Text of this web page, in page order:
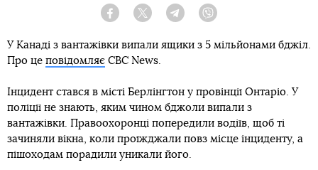
Facebook Twitter Telegram
У Канаді з вантажівки випали ящики з 5 мільйонами бджіл.
Про це повідомляє CBC News.
Інцидент стався в місті Берлінгтон у провінції Онтаріо. У
поліції не знають, яким чином бджоли випали з
вантажівки. Правоохоронці попередили водіїв, щоб ті
зачиняли вікна, коли проїжджали повз місце інциденту, а
пішоходам порадили уникали його.